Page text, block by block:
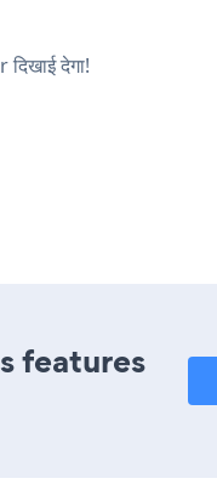
देगा!
features